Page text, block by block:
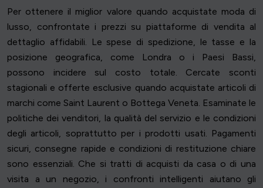
Per ottenere il miglior valore quando acquistate moda di
lusso, confrontate i prezzi su piattaforme di vendita al
dettaglio affidabili. Le spese di spedizione, le tasse e la
posizione geografica, come Londra o i Paesi Bassi,
possono incidere sul costo totale. Cercate sconti
stagionali e offerte esclusive quando acquistate articoli di
marchi come Saint Laurent o Bottega Veneta. Esaminate le
politiche dei venditori, la qualità del servizio e le condizioni
degli articoli, soprattutto per i prodotti usati. Pagamenti
sicuri, consegne rapide e condizioni di restituzione chiare
sono essenziali. Che si tratti di acquisti da casa o di una
visita a un negozio, i confronti intelligenti aiutano gli